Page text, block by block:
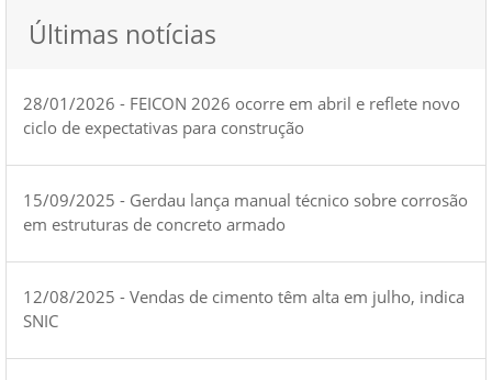
Últimas notícias
28/01/2026 - FEICON 2026 ocorre em abril e reflete novo
ciclo de expectativas para construção
15/09/2025 - Gerdau lança manual técnico sobre corrosão
em estruturas de concreto armado
12/08/2025 - Vendas de cimento têm alta em julho, indica
SNIC